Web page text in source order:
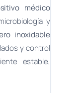
médico
y
inoxidable
y control
estable,